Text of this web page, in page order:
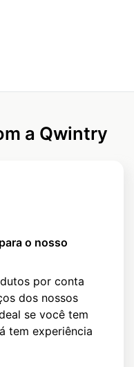
a Qwintry
o nosso
por conta
dos nossos
se você tem
tem experiência